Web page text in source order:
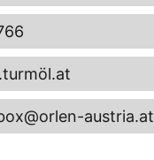
austria.at